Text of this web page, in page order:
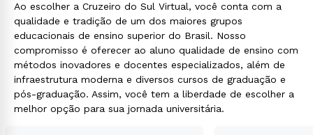
Ao escolher a Cruzeiro do Sul Virtual, você conta com a
qualidade e tradição de um dos maiores grupos
educacionais de ensino superior do Brasil. Nosso
compromisso é oferecer ao aluno qualidade de ensino com
métodos inovadores e docentes especializados, além de
infraestrutura moderna e diversos cursos de graduação e
pós-graduação. Assim, você tem a liberdade de escolher a
melhor opção para sua jornada universitária.
Rápido e fácil
WhatsApp
ou